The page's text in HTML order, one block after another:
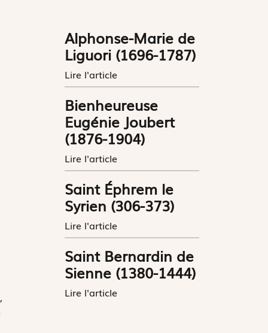
Alphonse-Marie de
Liguori (1696-1787)
Lire l'article
Bienheureuse
Eugénie Joubert
(1876-1904)
Lire l'article
Saint Éphrem le
Syrien (306-373)
Lire l'article
Saint Bernardin de
Sienne (1380-1444)
Lire l'article